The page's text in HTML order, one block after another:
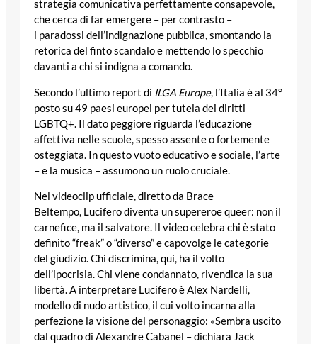
strategia comunicativa perfettamente consapevole,
che cerca di far emergere – per contrasto –
i paradossi dell’indignazione pubblica, smontando la
retorica del finto scandalo e mettendo lo specchio
davanti a chi si indigna a comando.
Secondo l’ultimo report di ILGA Europe, l’Italia è al 34°
posto su 49 paesi europei per tutela dei diritti
LGBTQ+. Il dato peggiore riguarda l’educazione
affettiva nelle scuole, spesso assente o fortemente
osteggiata. In questo vuoto educativo e sociale, l’arte
– e la musica – assumono un ruolo cruciale.
Nel videoclip ufficiale, diretto da Brace
Beltempo, Lucifero diventa un supereroe queer: non il
carnefice, ma il salvatore. Il video celebra chi è stato
definito “freak” o “diverso” e capovolge le categorie
del giudizio. Chi discrimina, qui, ha il volto
dell’ipocrisia. Chi viene condannato, rivendica la sua
libertà. A interpretare Lucifero è Alex Nardelli,
modello di nudo artistico, il cui volto incarna alla
perfezione la visione del personaggio: «Sembra uscito
dal quadro di Alexandre Cabanel – dichiara Jack